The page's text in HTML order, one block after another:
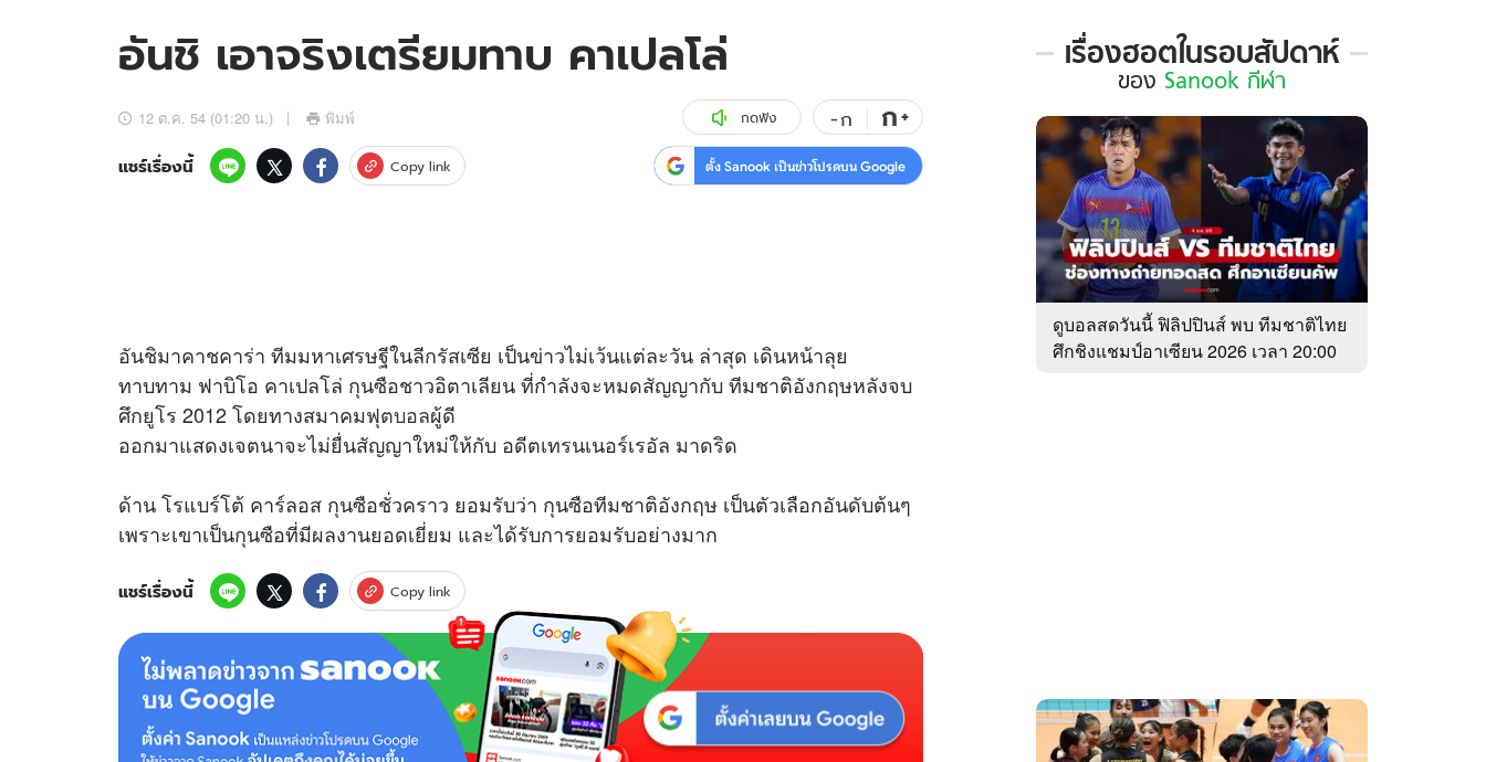
ข่าวบันเทิง
อัปเดตจีน
สถิติหวยไทย
วัยรุ่น
รถยนต์
สุขภาพ
คลิป
พอดแคสต์
ดูทีวี
ดาวน์โหลดสนุกแอปฟรี ติดตามสนุกโซเชียลได้ที่
อันชิ เอาจริงเตรียมทาบ คาเปลโล่
12 ต.ค. 54 (01:20 น.) พิมพ์ กดฟัง -ก ก+
แชร์เรื่องนี้ Copy link ตั้ง Sanook เป็นข่าวโปรดบน Google
อันชิมาคาชคาร่า ทีมมหาเศรษฐีในลีกรัสเซีย เป็นข่าวไม่เว้นแต่ละวัน ล่าสุด เดินหน้าลุย
ทาบทาม ฟาบิโอ คาเปลโล่ กุนซือชาวอิตาเลียน ที่กำลังจะหมดสัญญากับ ทีมชาติอังกฤษหลังจบ
ศึกยูโร 2012 โดยทางสมาคมฟุตบอลผู้ดี
ออกมาแสดงเจตนาจะไม่ยื่นสัญญาใหม่ให้กับ อดีตเทรนเนอร์เรอัล มาดริด
ด้าน โรแบร์โต้ คาร์ลอส กุนซือชั่วคราว ยอมรับว่า กุนซือทีมชาติอังกฤษ เป็นตัวเลือกอันดับต้นๆ
เพราะเขาเป็นกุนซือที่มีผลงานยอดเยี่ยม และได้รับการยอมรับอย่างมาก
แชร์เรื่องนี้ Copy link
เรื่องฮอตในรอบสัปดาห์
เรื่อง
ใน
รอบ
สัปดาห์
ของ
Sanook
กีฬา
ของ Sanook กีฬา
ดูบอลสดวันนี้ ฟิลิปปินส์ พบ ทีมชาติไทย
ศึกชิงแชมป์อาเซียน 2026 เวลา 20:00